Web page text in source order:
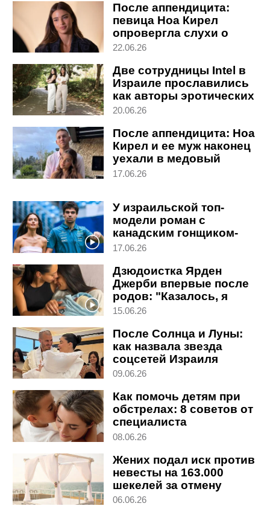
После аппендицита:
певица Ноа Кирел
опровергла слухи о
беременности
22.06.26
Две сотрудницы Intel в
Израиле прославились
как авторы эротических
романов
20.06.26
После аппендицита: Ноа
Кирел и ее муж наконец
уехали в медовый
месяц
17.06.26
У израильской топ-
модели роман с
канадским гонщиком-
евреем: где они будут
17.06.26
Дзюдоистка Ярден
Джерби впервые после
родов: "Казалось, я
рожаю стоя"
15.06.26
После Солнца и Луны:
как назвала звезда
соцсетей Израиля
третьего сына
09.06.26
Как помочь детям при
обстрелах: 8 советов от
специалиста
08.06.26
Жених подал иск против
невесты на 163.000
шекелей за отмену
свадьбы
06.06.26